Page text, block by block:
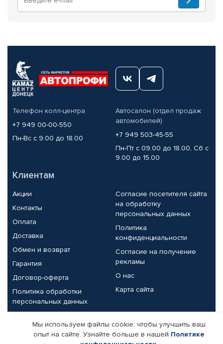
Телефон колл-центра
+7 949 00-00-550
Пн-Вс с 9.00 до 18.00
Автосалон (отдел продаж
автомобилей)
+7 949 503-45-55
Пн-Пт с 09.00 до 18.00, Сб с
9.00 до 15.00
Клиентам
Акции
Контакты
Оплата
Доставка
Обмен и возврат
Гарантия
Договор-оферта
Политика обработки
персональных данных
Согласие посетителя сайта
на обработку
персональных данных
Политика
конфиденциальности
Согласие на получение
рекламы
О нас
Карта сайта
Партнерам
Корпоративным клиентам Реквизиты компании
Мы используем файлы cookie, чтобы улучшить ваш
опыт на сайте. Узнайте больше в нашей Политике